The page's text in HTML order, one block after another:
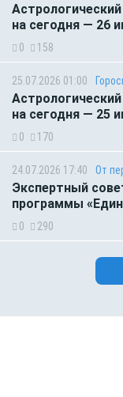
на сегодня — 26
0 158
25.07.2026 01:00
на сегодня — 25
0 170
24.07.2026 17:40 От
Экспертный
программы
0 290